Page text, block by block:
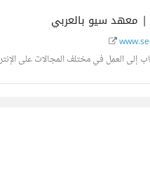
إلى العمل في مختلف المجالات على